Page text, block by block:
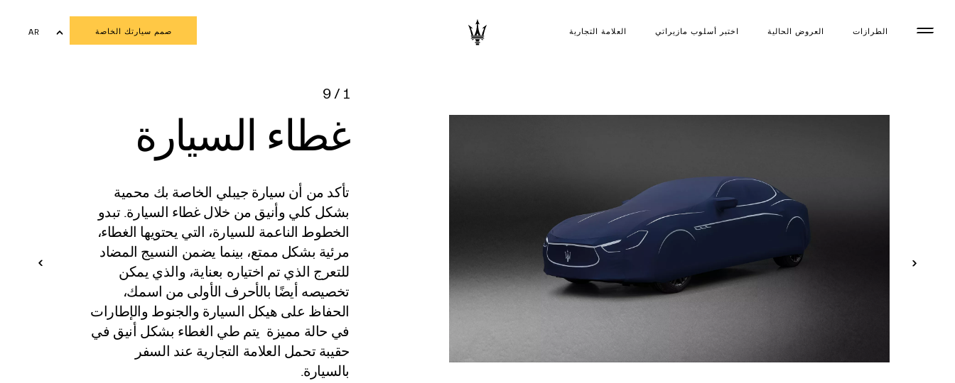
الطرازات العروض الحالية اختبر أسلوب مازیراتي العلامة التجارية صمم سيارتك الخاصة
AR
1
/
9
غطاء السيارة
تأكد من أن سيارة جيبلي الخاصة بك محمية
بشكل كلي وأنيق من خلال غطاء السيارة. تبدو
الخطوط الناعمة للسيارة، التي يحتويها الغطاء،
مرئية بشكل ممتع، بينما يضمن النسيج المضاد
للتعرج الذي تم اختياره بعناية، والذي يمكن
تخصيصه أيضًا بالأحرف الأولى من اسمك،
الحفاظ على هيكل السيارة والجنوط والإطارات
في حالة مميزة يتم طي الغطاء بشكل أنيق في
حقيبة تحمل العلامة التجارية عند السفر
بالسيارة.